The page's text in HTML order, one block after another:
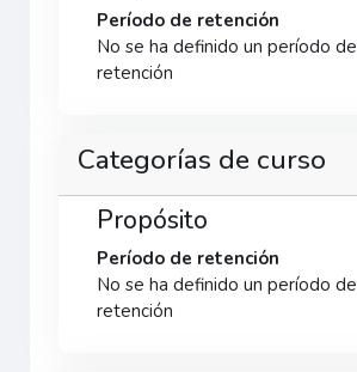
Período de retención
No se ha definido un período de
retención
Categorías de curso
Propósito
Período de retención
No se ha definido un período de
retención